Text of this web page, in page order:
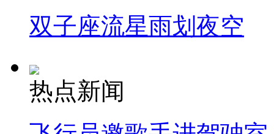
双子座流星雨划夜空
热点新闻